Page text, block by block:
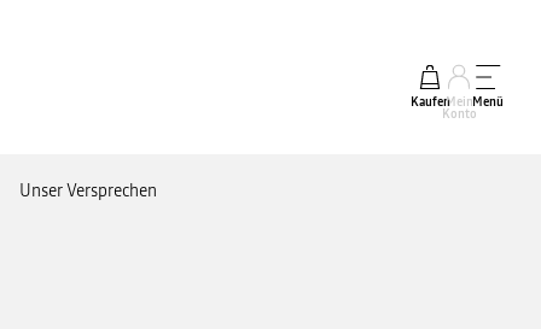
KaufenMein
Konto
Menü
Unser Versprechen